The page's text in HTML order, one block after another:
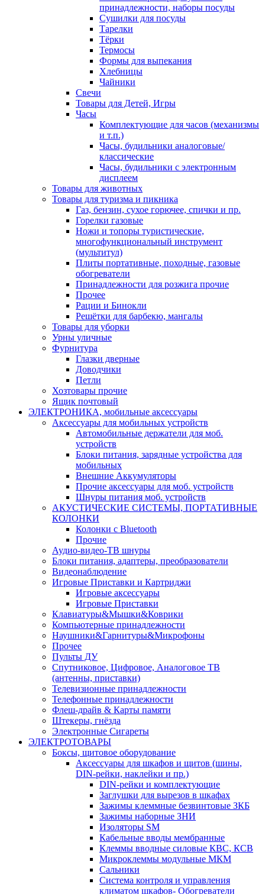
принадлежности, наборы посуды
Сушилки для посуды
Тарелки
Тёрки
Термосы
Формы для выпекания
Хлебницы
Чайники
Свечи
Товары для Детей, Игры
Часы
Комплектующие для часов (механизмы
и т.п.)
Часы, будильники аналоговые/
классические
Часы, будильники с электронным
дисплеем
Товары для животных
Товары для туризма и пикника
Газ, бензин, сухое горючее, спички и пр.
Горелки газовые
Ножи и топоры туристические,
многофункциональный инструмент
(мультитул)
Плиты портативные, походные, газовые
обогреватели
Принадлежности для розжига прочие
Прочее
Рации и Бинокли
Решётки для барбекю, мангалы
Товары для уборки
Урны уличные
Фурнитура
Глазки дверные
Доводчики
Петли
Хозтовары прочие
Ящик почтовый
ЭЛЕКТРОНИКА, мобильные аксессуары
Аксессуары для мобильных устройств
Автомобильные держатели для моб.
устройств
Блоки питания, зарядные устройства для
мобильных
Внешние Аккумуляторы
Прочие аксессуары для моб. устройств
Шнуры питания моб. устройств
АКУСТИЧЕСКИЕ СИСТЕМЫ, ПОРТАТИВНЫЕ
КОЛОНКИ
Колонки с Bluetooth
Прочие
Аудио-видео-ТВ шнуры
Блоки питания, адаптеры, преобразователи
Видеонаблюдение
Игровые Приставки и Картриджи
Игровые аксессуары
Игровые Приставки
Клавиатуры&Мышки&Коврики
Компьютерные принадлежности
Наушники&Гарнитуры&Микрофоны
Прочее
Пульты ДУ
Спутниковое, Цифровое, Аналоговое ТВ
(антенны, приставки)
Телевизионные принадлежности
Телефонные принадлежности
Флеш-драйв & Карты памяти
Штекеры, гнёзда
Электронные Сигареты
ЭЛЕКТРОТОВАРЫ
Боксы, щитовое оборудование
Аксессуары для шкафов и щитов (шины,
DIN-рейки, наклейки и пр.)
DIN-рейки и комплектующие
Заглушки для вырезов в шкафах
Зажимы клеммные безвинтовые ЗКБ
Зажимы наборные ЗНИ
Изоляторы SM
Кабельные вводы мембранные
Клеммы вводные силовые КВС, КСВ
Микроклеммы модульные МКМ
Сальники
Система контроля и управления
климатом шкафов- Обогреватели